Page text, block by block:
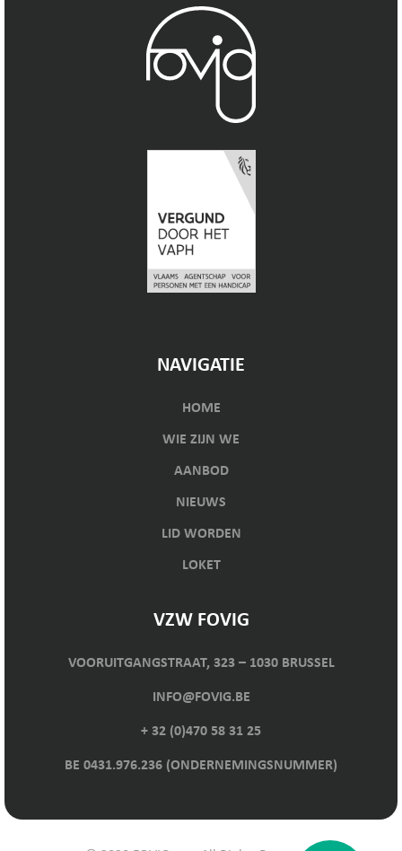
NAVIGATIE
HOME
WIE ZIJN WE
AANBOD
NIEUWS
LID WORDEN
LOKET
VZW FOVIG
VOORUITGANGSTRAAT, 323 – 1030 BRUSSEL
INFO@FOVIG.BE
+ 32 (0)470 58 31 25
BE 0431.976.236 (ONDERNEMINGSNUMMER)